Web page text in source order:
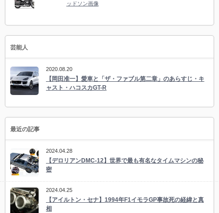
ッドソン画像
芸能人
2020.08.20
【岡田准一】愛車と「ザ・ファブル第二章」のあらすじ・キ
ャスト・ハコスカGT-R
最近の記事
2024.04.28
【デロリアンDMC-12】世界で最も有名なタイムマシンの秘
密
2024.04.25
【アイルトン・セナ】1994年F1イモラGP事故死の経緯と真
相